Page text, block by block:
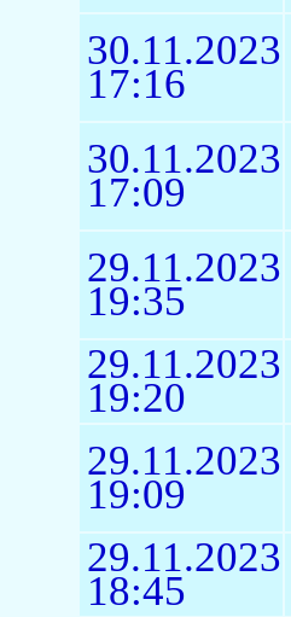
30.11.2023
17:16
30.11.2023
17:09
29.11.2023
19:35
29.11.2023
19:20
29.11.2023
19:09
29.11.2023
18:45